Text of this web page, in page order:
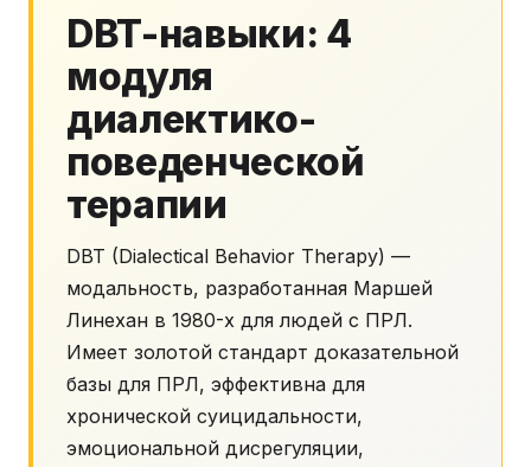
DBT-навыки: 4
модуля
диалектико-
поведенческой
терапии
DBT (Dialectical Behavior Therapy) —
модальность, разработанная Маршей
Линехан в 1980-х для людей с ПРЛ.
Имеет золотой стандарт доказательной
базы для ПРЛ, эффективна для
хронической суицидальности,
эмоциональной дисрегуляции,